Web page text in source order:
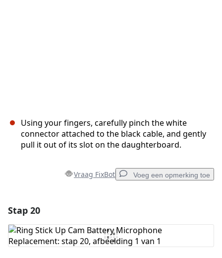
Using your fingers, carefully pinch the white
connector attached to the black cable, and gently
pull it out of its slot on the daughterboard.
Vraag FixBot Voeg een opmerking toe
Voeg opmerking toe
Stap 20